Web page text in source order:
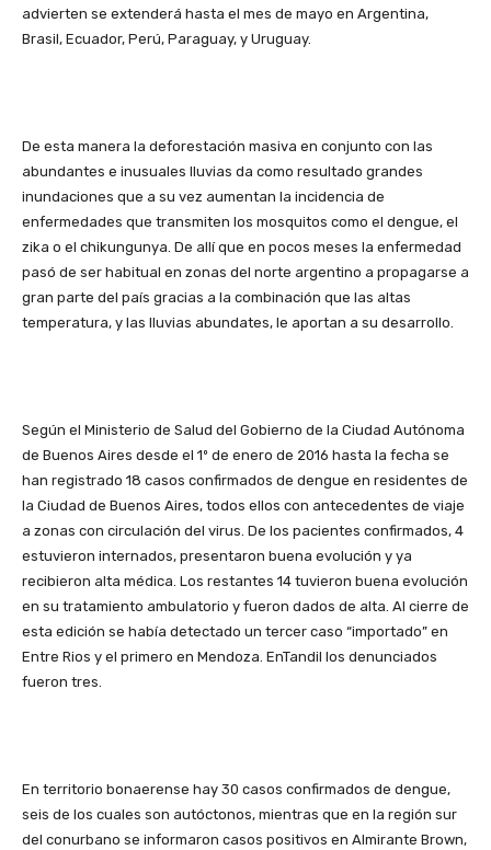
advierten se extenderá hasta el mes de mayo en Argentina,
Brasil, Ecuador, Perú, Paraguay, y Uruguay.
De esta manera la deforestación masiva en conjunto con las
abundantes e inusuales lluvias da como resultado grandes
inundaciones que a su vez aumentan la incidencia de
enfermedades que transmiten los mosquitos como el dengue, el
zika o el chikungunya. De allí que en pocos meses la enfermedad
pasó de ser habitual en zonas del norte argentino a propagarse a
gran parte del país gracias a la combinación que las altas
temperatura, y las lluvias abundates, le aportan a su desarrollo.
Según el Ministerio de Salud del Gobierno de la Ciudad Autónoma
de Buenos Aires desde el 1º de enero de 2016 hasta la fecha se
han registrado 18 casos confirmados de dengue en residentes de
la Ciudad de Buenos Aires, todos ellos con antecedentes de viaje
a zonas con circulación del virus. De los pacientes confirmados, 4
estuvieron internados, presentaron buena evolución y ya
recibieron alta médica. Los restantes 14 tuvieron buena evolución
en su tratamiento ambulatorio y fueron dados de alta. Al cierre de
esta edición se había detectado un tercer caso “importado” en
Entre Rios y el primero en Mendoza. EnTandil los denunciados
fueron tres.
En territorio bonaerense hay 30 casos confirmados de dengue,
seis de los cuales son autóctonos, mientras que en la región sur
del conurbano se informaron casos positivos en Almirante Brown,